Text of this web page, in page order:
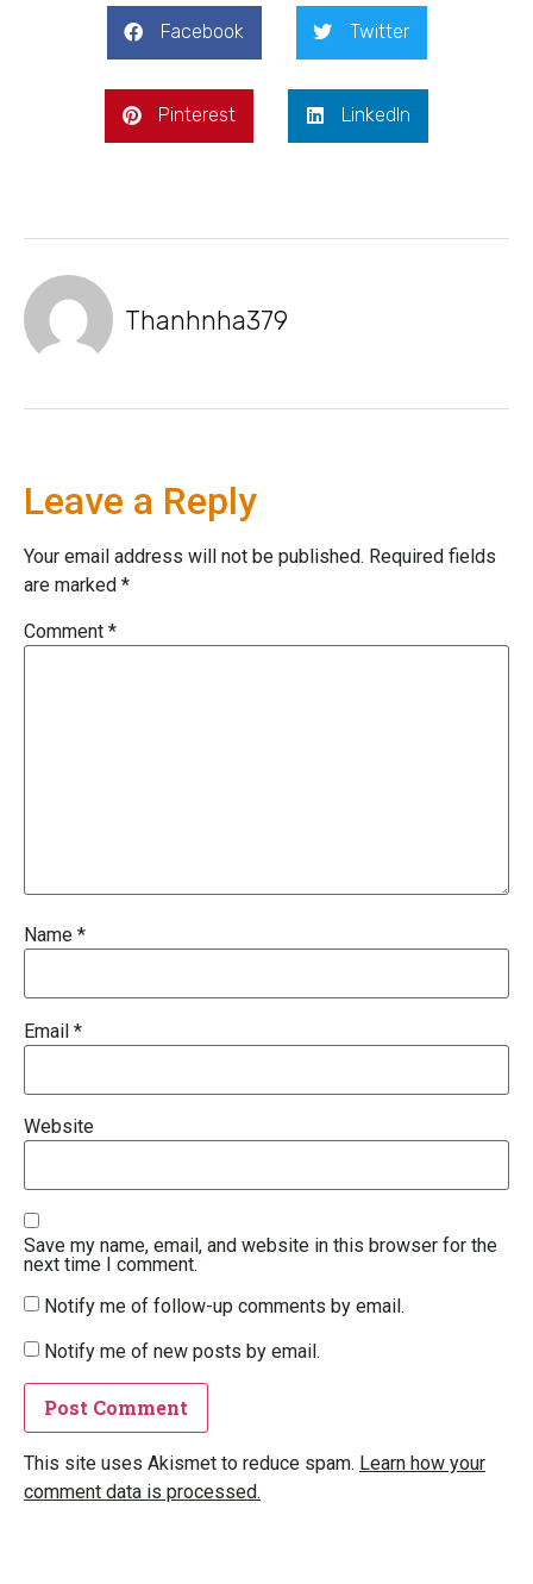
Facebook Twitter
Pinterest LinkedIn
Thanhnha379
Leave a Reply
Your email address will not be published. Required fields
are marked *
Comment *
Name *
Email *
Website
Save my name, email, and website in this browser for the
next time I comment.
Notify me of follow-up comments by email.
Notify me of new posts by email.
This site uses Akismet to reduce spam. Learn how your
comment data is processed.